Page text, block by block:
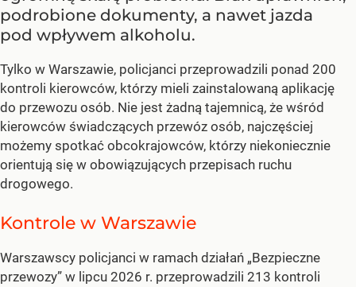
podrobione dokumenty, a nawet jazda
pod wpływem alkoholu.
Tylko w Warszawie, policjanci przeprowadzili ponad 200
kontroli kierowców, którzy mieli zainstalowaną aplikację
do przewozu osób. Nie jest żadną tajemnicą, że wśród
kierowców świadczących przewóz osób, najczęściej
możemy spotkać obcokrajowców, którzy niekoniecznie
orientują się w obowiązujących przepisach ruchu
drogowego.
Kontrole w Warszawie
Warszawscy policjanci w ramach działań „Bezpieczne
przewozy” w lipcu 2026 r. przeprowadzili 213 kontroli